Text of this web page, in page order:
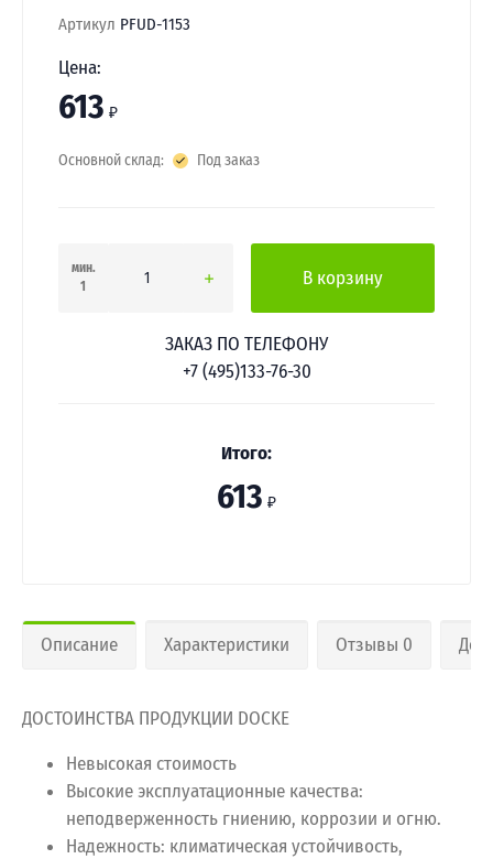
Артикул PFUD-1153
Цена:
613 ₽
Основной склад: Под заказ
мин.
1
В корзину
ЗАКАЗ ПО ТЕЛЕФОНУ
+7 (495)133-76-30
Итого:
613 ₽
Описание Характеристики Отзывы 0
ДОСТОИНСТВА ПРОДУКЦИИ DOCKE
Невысокая стоимость
Высокие эксплуатационные качества:
неподверженность гниению, коррозии и огню.
Надежность: климатическая устойчивость,